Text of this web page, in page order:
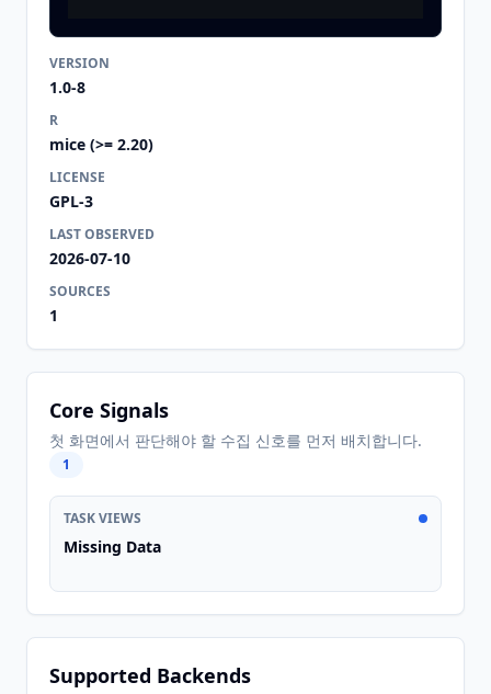
VERSION
1.0-8
R
mice (>= 2.20)
LICENSE
GPL-3
LAST OBSERVED
2026-07-10
SOURCES
1
Core Signals
첫 화면에서 판단해야 할 수집 신호를 먼저 배치합니다.
1
TASK VIEWS
Missing Data
Supported Backends